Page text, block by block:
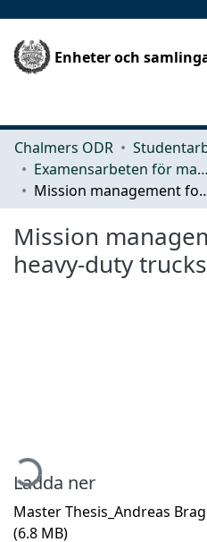
Enheter och
Chalmers ODR
Examensarbeten för masterexamen
Mission
Mission
heavy-duty trucks
Ladda ner
Master Thesis_Andreas
(6.8 MB)